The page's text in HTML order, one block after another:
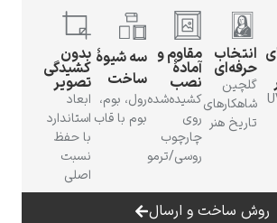
و
سه شیوهٔ
ساخت
رول، بوم،
بوم با قاب
بدون
کشیدگی
تصویر
ابعاد
استاندارد
با حفظ
نسبت